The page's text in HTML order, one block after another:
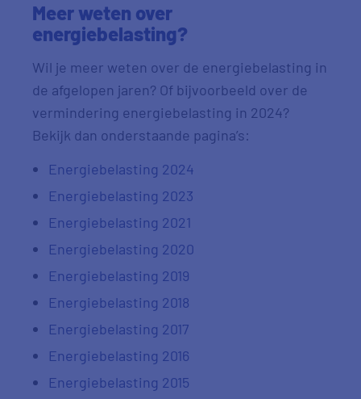
Meer weten over
energiebelasting?
Wil je meer weten over de energiebelasting in
de afgelopen jaren? Of bijvoorbeeld over de
vermindering energiebelasting in 2024?
Bekijk dan onderstaande pagina’s:
Energiebelasting 2024
Energiebelasting 2023
Energiebelasting 2021
Energiebelasting 2020
Energiebelasting 2019
Energiebelasting 2018
Energiebelasting 2017
Energiebelasting 2016
Energiebelasting 2015